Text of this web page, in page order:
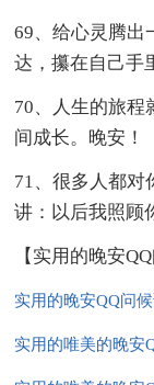
69、给心灵腾出
达，攥在自己手
70、人生的旅程
间成长。晚安！
71、很多人都对
讲：以后我照顾
【实用的晚安
实用的晚安QQ问
实用的唯美的晚安